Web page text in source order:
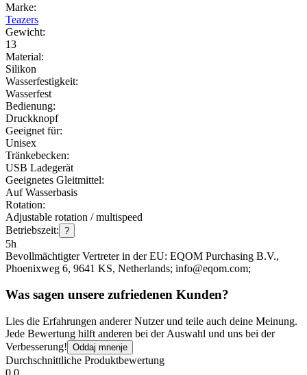
Marke:
Teazers
Gewicht:
13
Material:
Silikon
Wasserfestigkeit:
Wasserfest
Bedienung:
Druckknopf
Geeignet für:
Unisex
Tränkebecken:
USB Ladegerät
Geeignetes Gleitmittel:
Auf Wasserbasis
Rotation:
Adjustable rotation / multispeed
Betriebszeit: ?
5h
Bevollmächtigter Vertreter in der EU: EQOM Purchasing B.V.,
Phoenixweg 6, 9641 KS, Netherlands; info@eqom.com;
Was sagen unsere zufriedenen Kunden?
Lies die Erfahrungen anderer Nutzer und teile auch deine Meinung.
Jede Bewertung hilft anderen bei der Auswahl und uns bei der
Verbesserung! Oddaj mnenje
Durchschnittliche Produktbewertung